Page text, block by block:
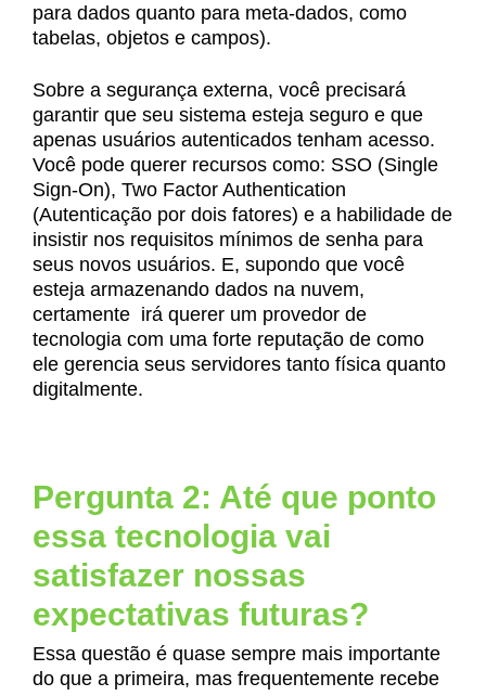
para dados quanto para meta-dados, como
tabelas, objetos e campos).
Sobre a segurança externa, você precisará
garantir que seu sistema esteja seguro e que
apenas usuários autenticados tenham acesso.
Você pode querer recursos como: SSO (Single
Sign-On), Two Factor Authentication
(Autenticação por dois fatores) e a habilidade de
insistir nos requisitos mínimos de senha para
seus novos usuários. E, supondo que você
esteja armazenando dados na nuvem,
certamente irá querer um provedor de
tecnologia com uma forte reputação de como
ele gerencia seus servidores tanto física quanto
digitalmente.
Pergunta 2: Até que ponto
essa tecnologia vai
satisfazer nossas
expectativas futuras?
Essa questão é quase sempre mais importante
do que a primeira, mas frequentemente recebe